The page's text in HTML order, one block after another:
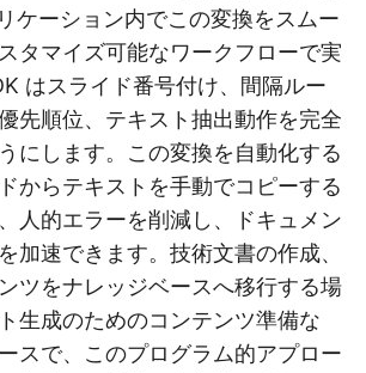
ケーション内でこの変換をスムー
タマイズ可能なワークフローで実
はスライド番号付け、間隔ルー
先順位、テキスト抽出動作を完全
にします。この変換を自動化する
からテキストを手動でコピーする
人的エラーを削減し、ドキュメン
加速できます。技術文書の作成、
ツをナレッジベースへ移行する場
生成のためのコンテンツ準備な
スで、このプログラム的アプロー